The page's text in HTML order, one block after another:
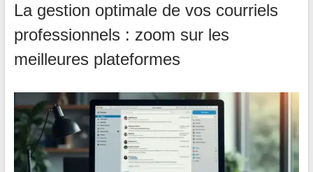
La gestion optimale de vos courriels
professionnels : zoom sur les
meilleures plateformes